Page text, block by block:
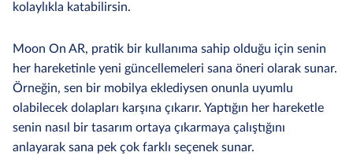
kolaylıkla katabilirsin.
Moon On AR, pratik bir kullanıma sahip olduğu için senin
her hareketinle yeni güncellemeleri sana öneri olarak sunar.
Örneğin, sen bir mobilya eklediysen onunla uyumlu
olabilecek dolapları karşına çıkarır. Yaptığın her hareketle
senin nasıl bir tasarım ortaya çıkarmaya çalıştığını
anlayarak sana pek çok farklı seçenek sunar.